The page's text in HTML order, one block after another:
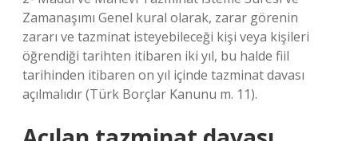
Zamanaşımı Genel kural olarak, zarar görenin
zararı ve tazminat isteyebileceği kişi veya kişileri
öğrendiği tarihten itibaren iki yıl, bu halde fiil
tarihinden itibaren on yıl içinde tazminat davası
açılmalıdır (Türk Borçlar Kanunu m. 11).